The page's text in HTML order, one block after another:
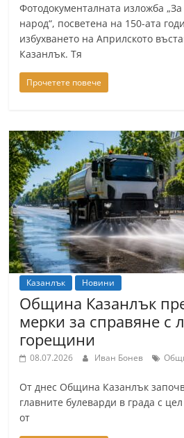
Фотодокументалната изложба
народ“, посветена на 150-ата
избухването на Априлското
Казанлък. Тя
Прочетете повече
Казанлък Новини
Община Казанлък
мерки за справяне с
горещини
08.07.2026 Иван Бонев
От днес Община Казанлък
главните булеварди в града с
от